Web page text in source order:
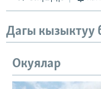
Дагы кызыктуу
Окуялар